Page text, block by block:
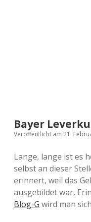
Bayer
Veröffentlicht am 21.
Lange, lange ist es
selbst an dieser
erinnert, weil das
ausgebildet war,
Blog-G wird man